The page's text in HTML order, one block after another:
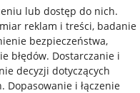
lub dostęp do nich.
reklam i treści, badanie
bezpieczeństwa,
błędów. Dostarczanie i
decyzji dotyczących
. Dopasowanie i łączenie